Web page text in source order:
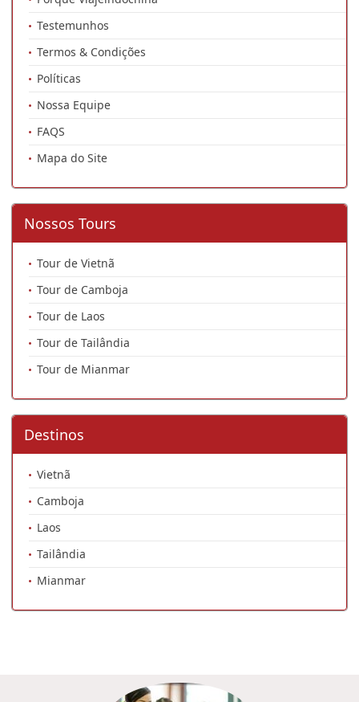
Testemunhos
Termos & Condições
Políticas
Nossa Equipe
FAQS
Mapa do Site
Nossos Tours
Tour de Vietnã
Tour de Camboja
Tour de Laos
Tour de Tailândia
Tour de Mianmar
Destinos
Vietnã
Camboja
Laos
Tailândia
Mianmar